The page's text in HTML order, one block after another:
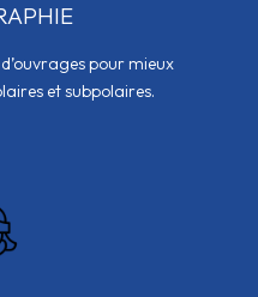
pour mieux
et subpolaires.